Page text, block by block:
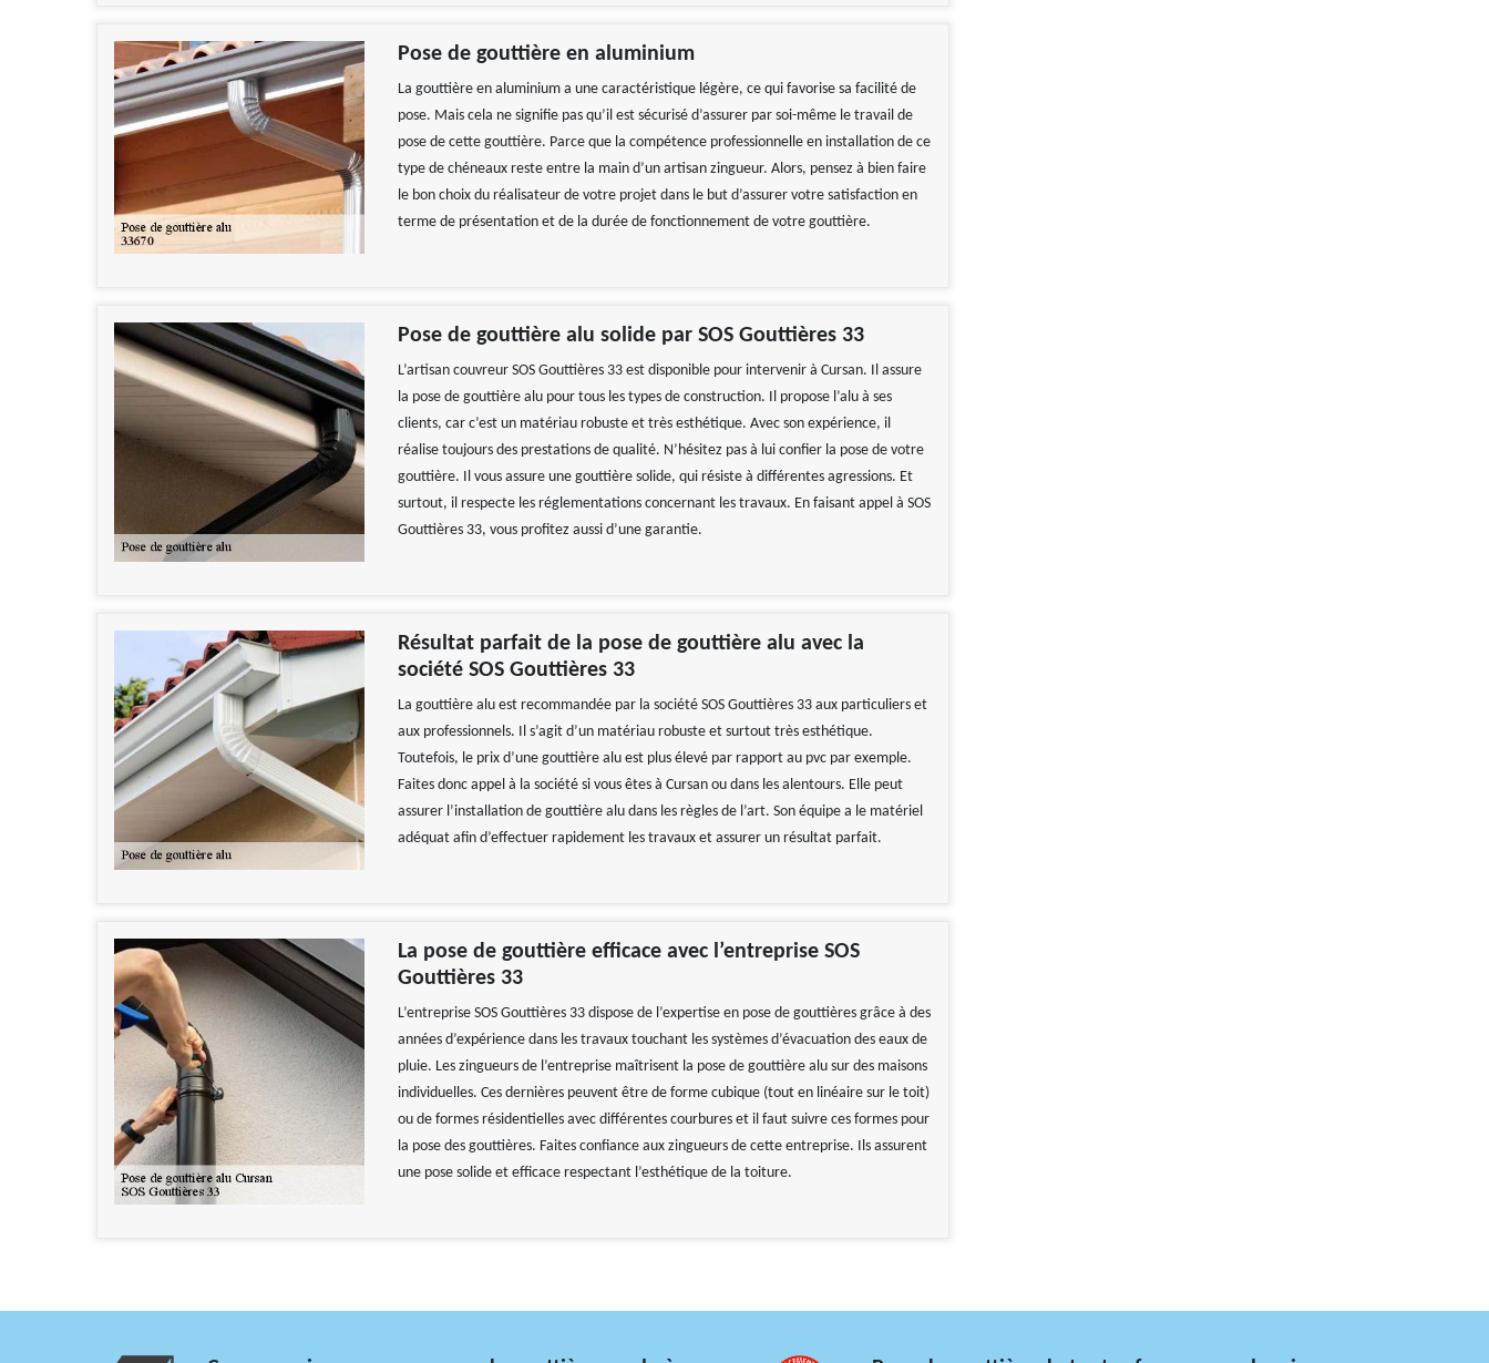
Pose de gouttière en aluminium
La gouttière en aluminium a une caractéristique légère, ce qui favorise sa facilité de
pose. Mais cela ne signifie pas qu’il est sécurisé d’assurer par soi-même le travail de
pose de cette gouttière. Parce que la compétence professionnelle en installation de ce
type de chéneaux reste entre la main d’un artisan zingueur. Alors, pensez à bien faire
le bon choix du réalisateur de votre projet dans le but d’assurer votre satisfaction en
terme de présentation et de la durée de fonctionnement de votre gouttière.
Pose de gouttière alu solide par SOS Gouttières 33
L’artisan couvreur SOS Gouttières 33 est disponible pour intervenir à Cursan. Il assure
la pose de gouttière alu pour tous les types de construction. Il propose l’alu à ses
clients, car c’est un matériau robuste et très esthétique. Avec son expérience, il
réalise toujours des prestations de qualité. N’hésitez pas à lui confier la pose de votre
gouttière. Il vous assure une gouttière solide, qui résiste à différentes agressions. Et
surtout, il respecte les réglementations concernant les travaux. En faisant appel à SOS
Gouttières 33, vous profitez aussi d’une garantie.
Résultat parfait de la pose de gouttière alu avec la
société SOS Gouttières 33
La gouttière alu est recommandée par la société SOS Gouttières 33 aux particuliers et
aux professionnels. Il s’agit d’un matériau robuste et surtout très esthétique.
Toutefois, le prix d’une gouttière alu est plus élevé par rapport au pvc par exemple.
Faites donc appel à la société si vous êtes à Cursan ou dans les alentours. Elle peut
assurer l’installation de gouttière alu dans les règles de l’art. Son équipe a le matériel
adéquat afin d’effectuer rapidement les travaux et assurer un résultat parfait.
La pose de gouttière efficace avec l’entreprise SOS
Gouttières 33
L’entreprise SOS Gouttières 33 dispose de l’expertise en pose de gouttières grâce à des
années d’expérience dans les travaux touchant les systèmes d’évacuation des eaux de
pluie. Les zingueurs de l’entreprise maîtrisent la pose de gouttière alu sur des maisons
individuelles. Ces dernières peuvent être de forme cubique (tout en linéaire sur le toit)
ou de formes résidentielles avec différentes courbures et il faut suivre ces formes pour
la pose des gouttières. Faites confiance aux zingueurs de cette entreprise. Ils assurent
une pose solide et efficace respectant l’esthétique de la toiture.